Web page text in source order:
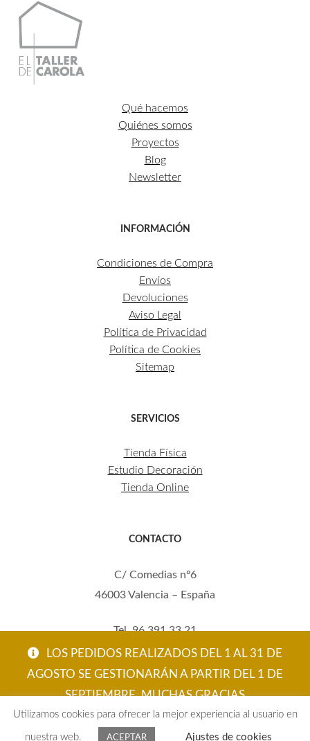
LOS PEDIDOS REALIZADOS DEL 1 AL 31 DE
AGOSTO SE GESTIONARÁN A PARTIR DEL 1 DE
SEPTIEMBRE. MUCHAS GRACIAS
ACEPTAR
Qué hacemos
Quiénes somos
Proyectos
Blog
Newsletter
INFORMACIÓN
Condiciones de Compra
Envíos
Devoluciones
Aviso Legal
Política de Privacidad
Política de Cookies
Sitemap
SERVICIOS
Tienda Física
Estudio Decoración
Tienda Online
CONTACTO
C/ Comedias nº6
46003 Valencia – España
Tel. 96 391 33 21
Mov. 620 123 461
carola@eltallerdecarola.com
© El Taller de Carola 2026
Utilizamos cookies para ofrecer la mejor experiencia al usuario en
nuestra web. ACEPTAR Ajustes de cookies